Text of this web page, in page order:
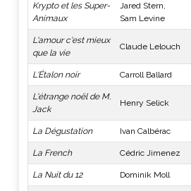
Krypto et les Super-
Animaux
Jared Stern,
Sam Levine
L'amour c'est mieux
que la vie
Claude Lelouch
L'Étalon noir Carroll Ballard
L'étrange noël de M.
Jack
Henry Selick
La Dégustation Ivan Calbérac
La French Cédric Jimenez
La Nuit du 12 Dominik Moll